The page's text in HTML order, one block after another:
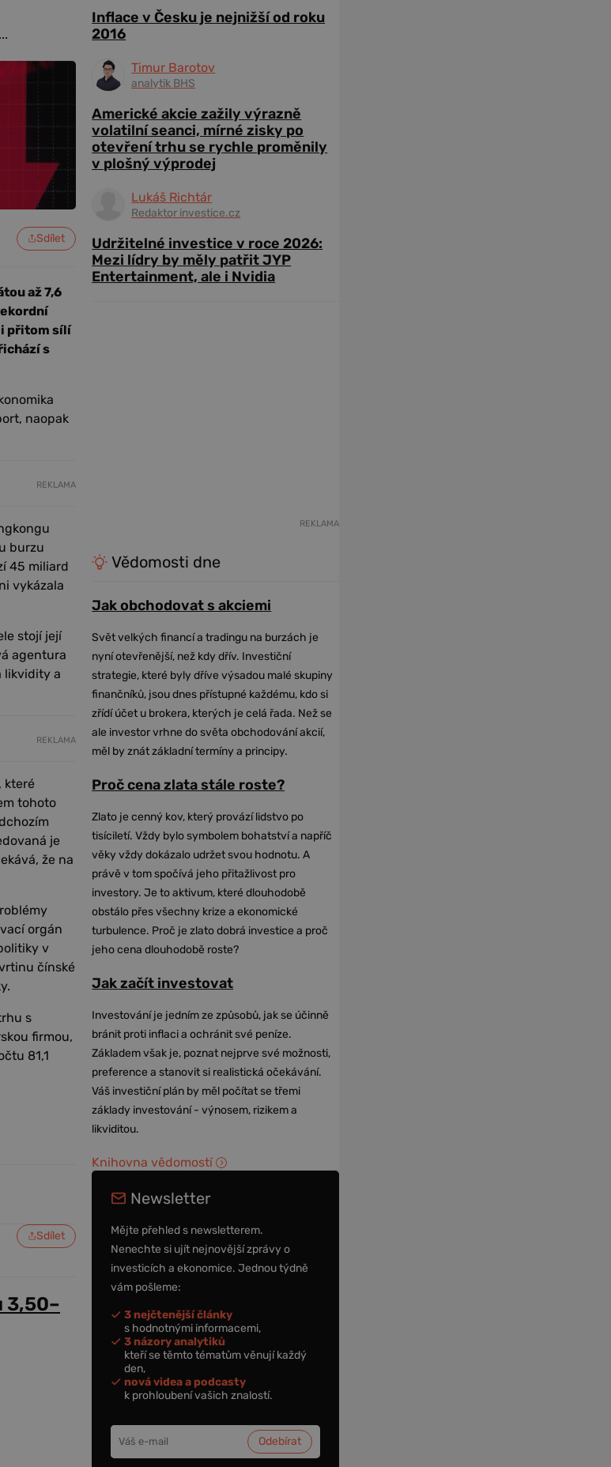
Sdílet
až 7,6
přitom sílí
s
naopak
REKLAMA
burzu
45 miliard
vykázala
stojí její
agentura
likvidity a
REKLAMA
které
tohoto
je
že na
orgán
v
čínské
s
firmou,
81,1
Sdílet
3,50–
Inflace v Česku je nejnižší od roku
2016
Timur Barotov
analytik BHS
Americké akcie zažily výrazně
volatilní seanci, mírné zisky po
otevření trhu se rychle proměnily
v plošný výprodej
Lukáš Richtár
Redaktor investice.cz
Udržitelné investice v roce 2026:
Mezi lídry by měly patřit JYP
Entertainment, ale i Nvidia
REKLAMA
Vědomosti dne
Jak obchodovat s akciemi
Svět velkých financí a tradingu na burzách je
nyní otevřenější, než kdy dřív. Investiční
strategie, které byly dříve výsadou malé skupiny
finančníků, jsou dnes přístupné každému, kdo si
zřídí účet u brokera, kterých je celá řada. Než se
ale investor vrhne do světa obchodování akcií,
měl by znát základní termíny a principy.
Proč cena zlata stále roste?
Zlato je cenný kov, který provází lidstvo po
tisíciletí. Vždy bylo symbolem bohatství a napříč
věky vždy dokázalo udržet svou hodnotu. A
právě v tom spočívá jeho přitažlivost pro
investory. Je to aktivum, které dlouhodobě
obstálo přes všechny krize a ekonomické
turbulence. Proč je zlato dobrá investice a proč
jeho cena dlouhodobě roste?
Jak začít investovat
Investování je jedním ze způsobů, jak se účinně
bránit proti inflaci a ochránit své peníze.
Základem však je, poznat nejprve své možnosti,
preference a stanovit si realistická očekávání.
Váš investiční plán by měl počítat se třemi
základy investování - výnosem, rizikem a
likviditou.
Knihovna vědomostí
Newsletter
Mějte přehled s newsletterem.
Nenechte si ujít nejnovější zprávy o
investicích a ekonomice. Jednou týdně
vám pošleme:
3 nejčtenější články
s hodnotnými informacemi,
3 názory analytiků
kteří se těmto tématům věnují každý
den,
nová videa a podcasty
k prohloubení vašich znalostí.